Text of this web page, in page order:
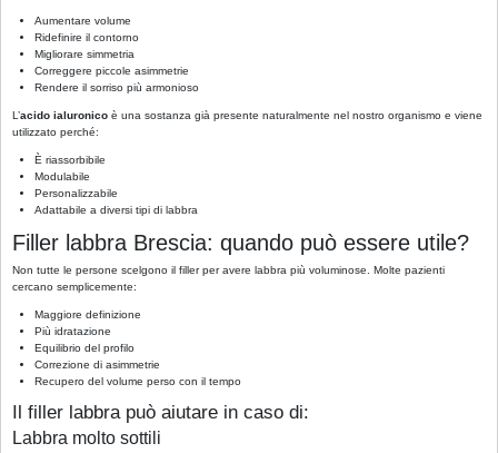
Aumentare volume
Ridefinire il contorno
Migliorare simmetria
Correggere piccole asimmetrie
Rendere il sorriso più armonioso
L’acido ialuronico è una sostanza già presente naturalmente nel nostro organismo e viene
utilizzato perché:
È riassorbibile
Modulabile
Personalizzabile
Adattabile a diversi tipi di labbra
Filler labbra Brescia: quando può essere utile?
Non tutte le persone scelgono il filler per avere labbra più voluminose. Molte pazienti
cercano semplicemente:
Maggiore definizione
Più idratazione
Equilibrio del profilo
Correzione di asimmetrie
Recupero del volume perso con il tempo
Il filler labbra può aiutare in caso di:
Labbra molto sottili